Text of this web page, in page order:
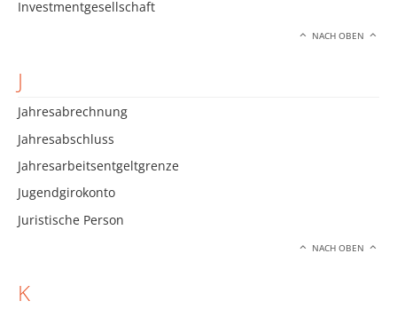
Investmentgesellschaft
NACH OBEN
J
Jahresabrechnung
Jahresabschluss
Jahresarbeitsentgeltgrenze
Jugendgirokonto
Juristische Person
NACH OBEN
K